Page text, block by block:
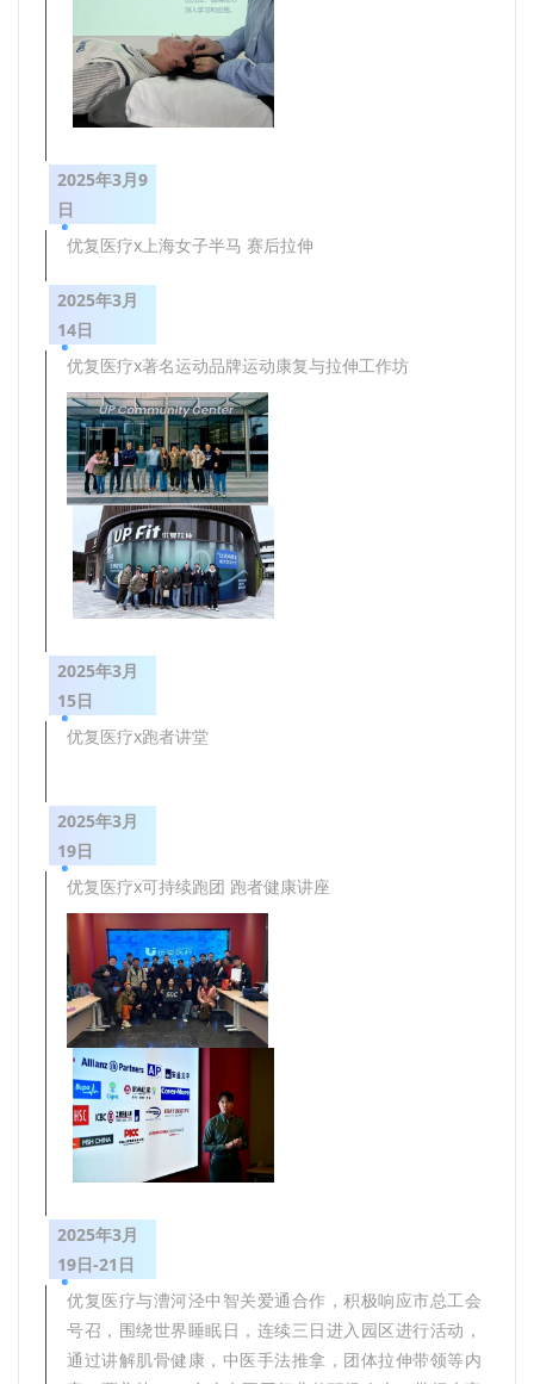
2025年3月9
日
优复医疗x上海女子半马 赛后拉伸
2025年3月
14日
优复医疗x著名运动品牌运动康复与拉伸工作坊
2025年3月
15日
优复医疗x跑者讲堂
2025年3月
19日
优复医疗x可持续跑团 跑者健康讲座
2025年3月
19日-21日
优复医疗与漕河泾中智关爱通合作，积极响应市总工会
号召，围绕世界睡眠日，连续三日进入园区进行活动，
通过讲解肌骨健康，中医手法推拿，团体拉伸带领等内